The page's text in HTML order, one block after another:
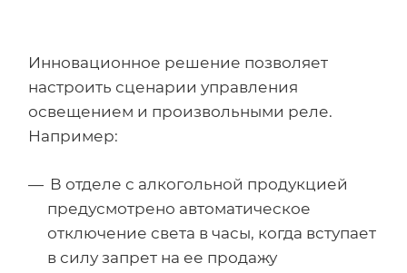
Инновационное решение позволяет
настроить сценарии управления
освещением и произвольными реле.
Например:
В отделе с алкогольной продукцией
предусмотрено автоматическое
отключение света в часы, когда вступает
в силу запрет на ее продажу